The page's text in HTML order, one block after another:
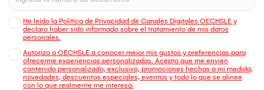
He leído la Política de Privacidad de Canales Digitales OECHSLE y
declaro haber sido informado sobre el tratamiento de mis datos
personales.
Autorizo a OECHSLE a conocer mejor mis gustos y preferencias para
ofrecerme experiencias personalizadas. Acepto que me envien
contenido personalizado, exclusivo, promociones hechas a mi medida,
novedades, descuentos especiales, eventos y todo lo que se alinee
con lo que realmente me interesa.